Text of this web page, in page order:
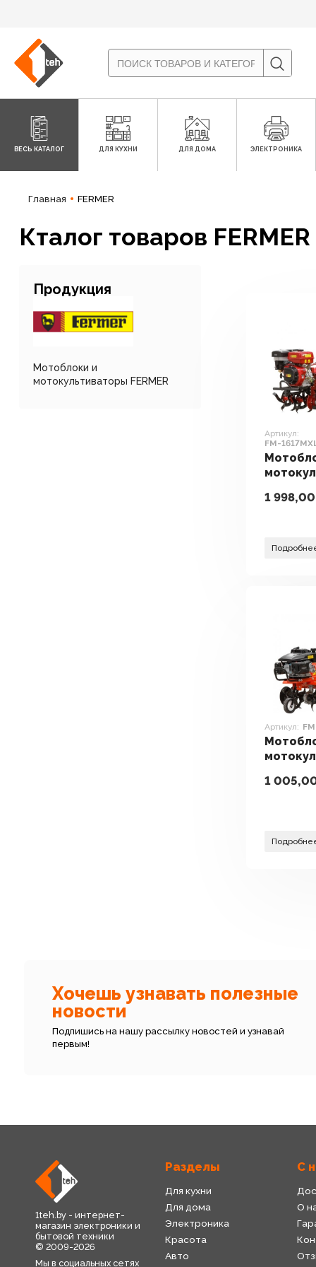
ВЕСЬ КАТАЛОГ ДЛЯ КУХНИ ДЛЯ ДОМА ЭЛЕКТРОНИКА
Главная FERMER
Кталог товаров FERMER
Продукция
Мотоблоки и
мотокультиваторы FERMER
Артикул:
FM-
(без
1 998,00
Артикул:
1
Хочешь узнавать полезные
новости
Подпишись на нашу рассылку новостей и узнавай
первым!
1teh.by - интернет-
магазин электроники и
бытовой техники
© 2009-2026
Мы в социальных сетях
Разделы
Для кухни
Для дома
Электроника
Красота
Авто
С
О